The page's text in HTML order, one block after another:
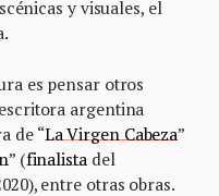
y visuales, el
es pensar otros
argentina
de “La Virgen Cabeza”
” (finalista del
entre otras obras.